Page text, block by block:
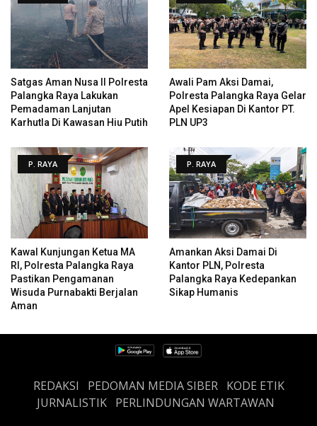
Satgas Aman Nusa II Polresta
Palangka Raya Lakukan
Pemadaman Lanjutan
Karhutla Di Kawasan Hiu Putih
Awali Pam Aksi Damai,
Polresta Palangka Raya Gelar
Apel Kesiapan Di Kantor PT.
PLN UP3
P. RAYA
Kawal Kunjungan Ketua MA
RI, Polresta Palangka Raya
Pastikan Pengamanan
Wisuda Purnabakti Berjalan
Aman
P. RAYA
Amankan Aksi Damai Di
Kantor PLN, Polresta
Palangka Raya Kedepankan
Sikap Humanis
REDAKSI PEDOMAN MEDIA SIBER
KODE ETIK
JURNALISTIK PERLINDUNGAN WARTAWAN